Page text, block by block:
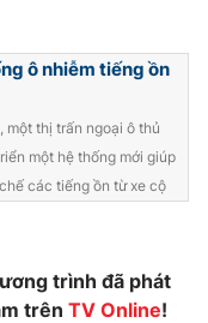
ô nhiễm tiếng ồn
một thị trấn ngoại ô thủ
một hệ thống mới giúp
các tiếng ồn từ xe cộ
trình đã phát
trên TV Online!